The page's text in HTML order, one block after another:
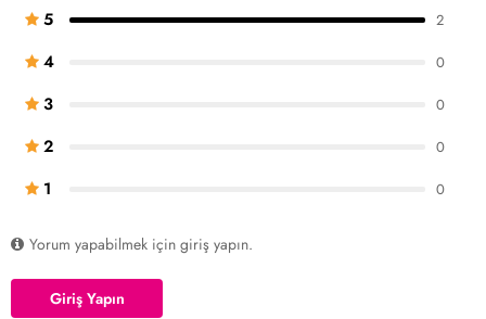
1 0
2 0
3 0
4 0
5 2
Yorum yapabilmek için giriş yapın.
Giriş Yapın